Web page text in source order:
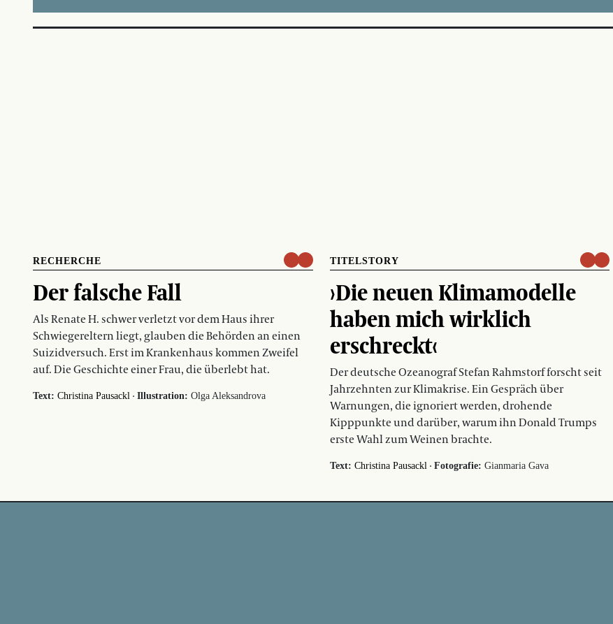
RECHERCHE
Der falsche Fall
Als Renate H. schwer verletzt vor dem Haus ihrer
Schwiegereltern liegt, glauben die Behörden an einen
Suizidversuch. Erst im Krankenhaus kommen Zweifel
auf. Die Geschichte einer Frau, die überlebt hat.
Text: Christina Pausackl · Illustration: Olga Aleksandrova
TITELSTORY
›Die neuen Klimamodelle
haben mich wirklich
erschreckt‹
Der deutsche Ozeanograf Stefan Rahmstorf forscht seit
Jahrzehnten zur Klimakrise. Ein Gespräch über
Warnungen, die ignoriert werden, drohende
Kipppunkte und darüber, warum ihn Donald Trumps
erste Wahl zum Weinen brachte.
Text: Christina Pausackl· Fotografie: Gianmaria Gava